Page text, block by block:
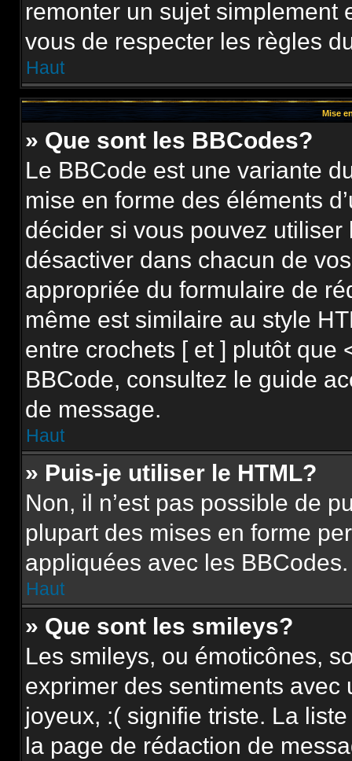
remonter un sujet simplement
vous de respecter les règles
Haut
Mise
» Que sont les BBCodes?
Le BBCode est une variante
mise en forme des éléments
décider si vous pouvez
désactiver dans chacun de
appropriée du formulaire de
même est similaire au style
entre crochets [ et ] plutôt que
BBCode, consultez le guide
de message.
Haut
» Puis-je utiliser le HTML?
Non, il n’est pas possible de
plupart des mises en forme
appliquées avec les BBCodes.
Haut
» Que sont les smileys?
Les smileys, ou émoticônes,
exprimer des sentiments
joyeux, :( signifie triste. La
la page de rédaction de